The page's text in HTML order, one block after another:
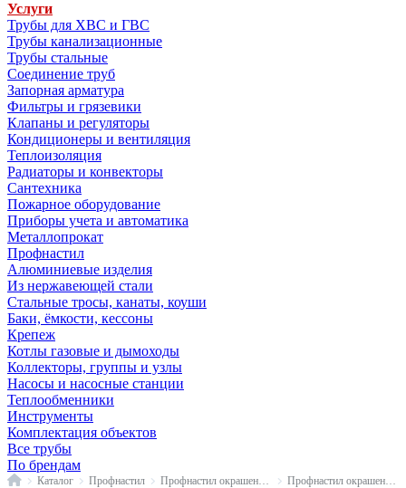
Услуги
Трубы для ХВС и ГВС
Трубы канализационные
Трубы стальные
Соединение труб
Запорная арматура
Фильтры и грязевики
Клапаны и регуляторы
Кондиционеры и вентиляция
Теплоизоляция
Радиаторы и конвекторы
Сантехника
Пожарное оборудование
Приборы учета и автоматика
Металлопрокат
Профнастил
Алюминиевые изделия
Из нержавеющей стали
Стальные тросы, канаты, коуши
Баки, ёмкости, кессоны
Крепеж
Котлы газовые и дымоходы
Коллекторы, группы и узлы
Насосы и насосные станции
Теплообменники
Инструменты
Комплектация объектов
Все трубы
По брендам
ГлавнаяКаталог Профнастил